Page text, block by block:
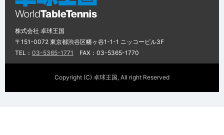
株式会社 卓球王国
〒151-0072 東京都渋谷区幡ヶ谷1-1-1 ニッコービル3F
TEL： 03-5365-1771 FAX：03-5365-1770
Copyright (C) 卓球王国, All right Reserved